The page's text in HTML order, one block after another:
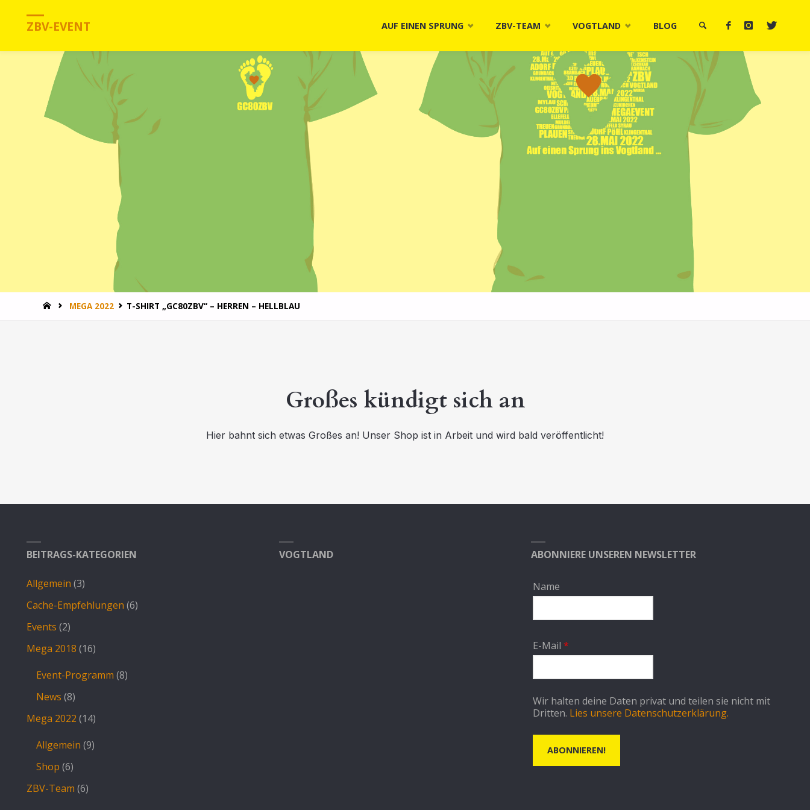
ZBV-EVENT
to
AUF EINEN SPRUNG ZBV-TEAM VOGTLAND BLOG
SUCHE
MEGA 2022 T-SHIRT „GC80ZBV“ – HERREN – HELLBLAU
Großes kündigt sich an
Hier bahnt sich etwas Großes an! Unser Shop ist in Arbeit und wird bald veröffentlicht!
BEITRAGS-KATEGORIEN
Allgemein (3)
Cache-Empfehlungen (6)
Events (2)
Mega 2018 (16)
Event-Programm (8)
News (8)
Mega 2022 (14)
Allgemein (9)
Shop (6)
ZBV-Team (6)
VOGTLAND ABONNIERE UNSEREN NEWSLETTER
Name
E-Mail*
Wir halten deine Daten privat und teilen sie nicht mit
Dritten. Lies unsere Datenschutzerklärung.